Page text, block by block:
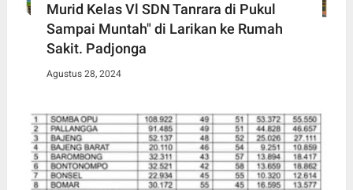
Murid Kelas Vl SDN Tanrara di Pukul
Sampai Muntah" di Larikan ke Rumah
Sakit. Padjonga
Agustus 28, 2024